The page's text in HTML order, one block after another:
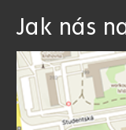
Jak nás